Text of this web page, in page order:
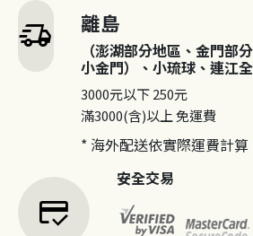
delivery_truck_speed 離島
（澎湖部分地區、金門部
小金門）、小琉球、連江全
3000元以下250元
滿3000(含)以上免運費
* 海外配送依實際運費計算
credit_score
安全交易